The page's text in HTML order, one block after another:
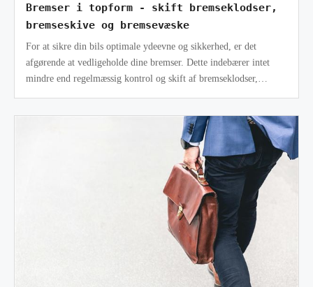
Bremser i topform - skift bremseklodser,
bremseskive og bremsevæske
For at sikre din bils optimale ydeevne og sikkerhed, er det
afgørende at vedligeholde dine bremser. Dette indebærer intet
mindre end regelmæssig kontrol og skift af bremseklodser,